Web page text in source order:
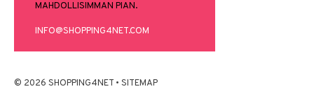
MAHDOLLISIMMAN PIAN.
INFO@SHOPPING4NET.COM
© 2026 SHOPPING4NET • SITEMAP